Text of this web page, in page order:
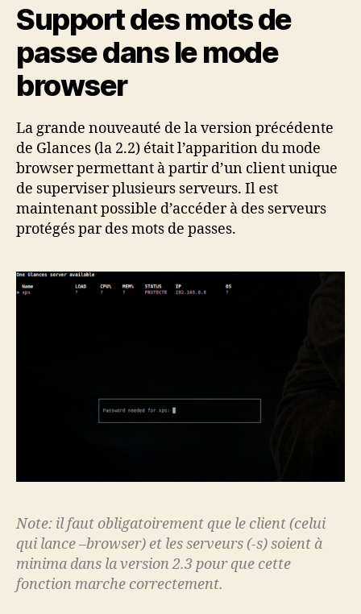
Support des mots de
passe dans le mode
browser
La grande nouveauté de la version précédente
de Glances (la 2.2) était l’apparition du mode
browser permettant à partir d’un client unique
de superviser plusieurs serveurs. Il est
maintenant possible d’accéder à des serveurs
protégés par des mots de passes.
Note: il faut obligatoirement que le client (celui
qui lance –browser) et les serveurs (-s) soient à
minima dans la version 2.3 pour que cette
fonction marche correctement.